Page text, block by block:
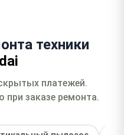
техники
платежей.
при заказе ремонта.